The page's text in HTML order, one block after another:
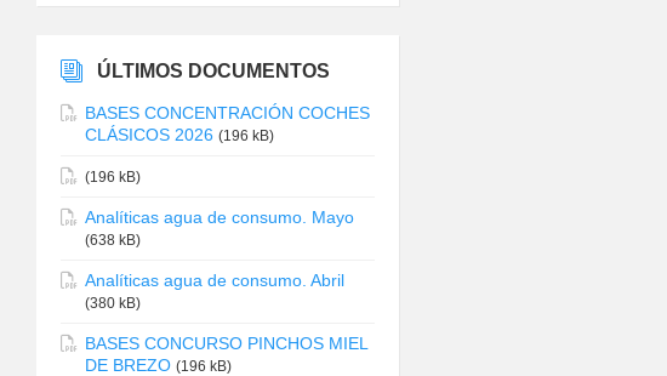
ÚLTIMOS DOCUMENTOS
BASES CONCENTRACIÓN COCHES
CLÁSICOS 2026 (196 kB)
(196 kB)
Analíticas agua de consumo. Mayo
(638 kB)
Analíticas agua de consumo. Abril
(380 kB)
BASES CONCURSO PINCHOS MIEL
DE BREZO (196 kB)